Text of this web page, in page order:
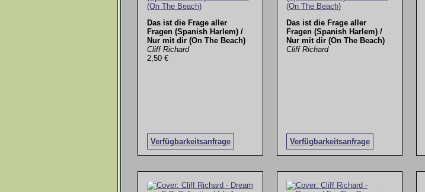
Das ist die Frage aller
Fragen (Spanish Harlem) /
Nur mit dir (On The Beach)
Cliff Richard
2,50 €
Verfügbarkeitsanfrage
Das ist die Frage aller
Fragen (Spanish Harlem) /
Nur mit dir (On The Beach)
Cliff Richard
Verfügbarkeitsanfrage